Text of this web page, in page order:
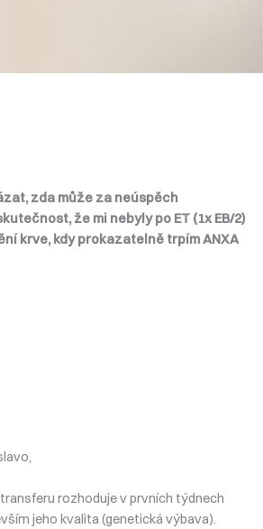
zda může za neúspěch
že mi nebyly po ET (1x EB/2)
krve, kdy prokazatelně trpím ANXA
rozhoduje v prvních týdnech
jeho kvalita (genetická výbava).